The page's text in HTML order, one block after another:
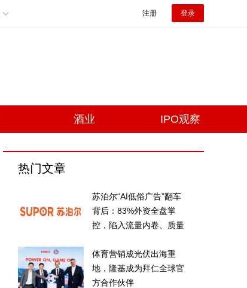
注册 登录
酒业 IPO观察
热门文章
苏泊尔“AI低俗广告”翻车
背后：83%外资全盘掌
控，陷入流量内卷、质量
体育营销成光伏出海重
地，隆基成为拜仁全球官
方合作伙伴